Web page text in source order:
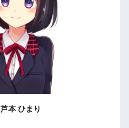
芦本 ひまり